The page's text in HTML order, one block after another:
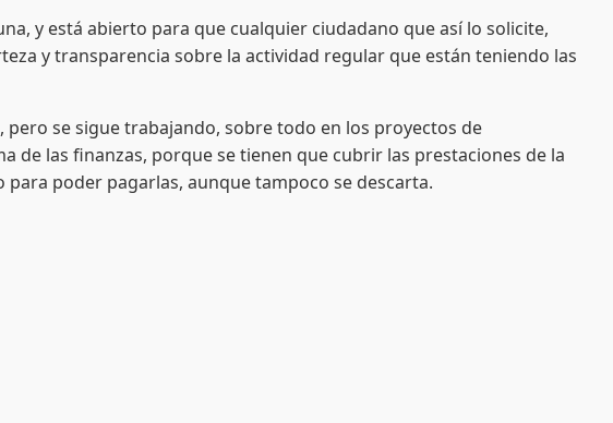
y está abierto para que cualquier ciudadano que así lo solicite,
y transparencia sobre la actividad regular que están teniendo las
se sigue trabajando, sobre todo en los proyectos de
de las finanzas, porque se tienen que cubrir las prestaciones de la
poder pagarlas, aunque tampoco se descarta.